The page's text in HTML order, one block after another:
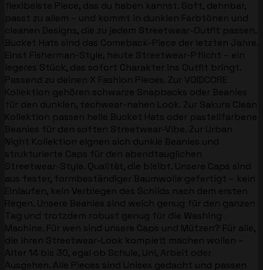
flexibelste Piece, das du haben kannst. Soft, dehnbar,
passt zu allem – und kommt in dunklen Farbtönen und
cleanen Designs, die zu jedem Streetwear-Outfit passen.
Bucket Hats sind das Comeback-Piece der letzten Jahre.
Einst Fisherman-Style, heute Streetwear-Pflicht – ein
legeres Stück, das sofort Charakter ins Outfit bringt.
Passend zu deinen X Fashion Pieces. Zur VOIDCORE
Kollektion gehören schwarze Snapbacks oder Beanies
für den dunklen, techwear-nahen Look. Zur Sakura Clean
Kollektion passen helle Bucket Hats oder pastellfarbene
Beanies für den soften Streetwear-Vibe. Zur Urban
Night Kollektion eignen sich dunkle Beanies und
strukturierte Caps für den abendtauglichen
Streetwear-Style. Qualität, die bleibt. Unsere Caps sind
aus fester, formbeständiger Baumwolle gefertigt – kein
Einlaufen, kein Verbiegen des Schilds nach dem ersten
Regen. Unsere Beanies sind weich genug für den ganzen
Tag und trotzdem robust genug für die Washing
Machine. Für wen sind unsere Caps und Mützen? Für alle,
die ihren Streetwear-Look komplett machen wollen –
Alter 14 bis 30, egal ob Schule, Uni, Arbeit oder
Ausgehen. Alle Pieces sind Unisex gedacht und passen